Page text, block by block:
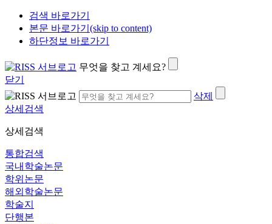
검색 바로가기
본문 바로가기(skip to content)
하단정보 바로가기
무엇을 찾고 계세요?
닫기
삭제
상세검색
상세검색
통합검색
국내학술논문
학위논문
해외학술논문
학술지
단행본